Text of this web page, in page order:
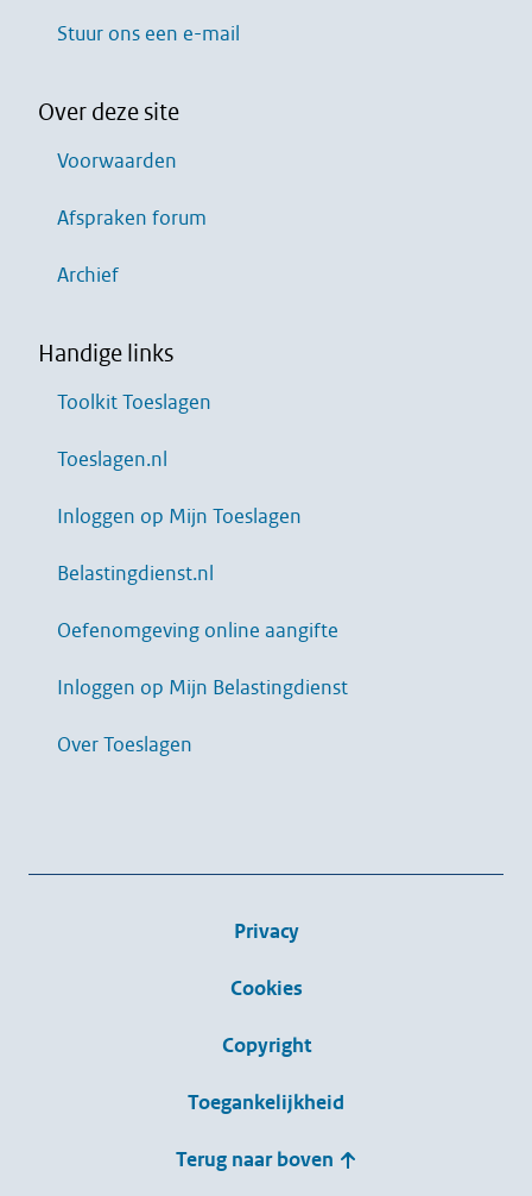
Stuur ons een e-mail
Over deze site
Voorwaarden
Afspraken forum
Archief
Handige links
Toolkit Toeslagen
Toeslagen.nl
Inloggen op Mijn Toeslagen
Belastingdienst.nl
Oefenomgeving online aangifte
Inloggen op Mijn Belastingdienst
Over Toeslagen
Privacy
Cookies
Copyright
Toegankelijkheid
Terug naar boven